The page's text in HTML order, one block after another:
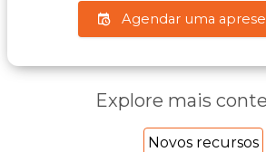
Agendar uma
Explore mais
Novos recursos